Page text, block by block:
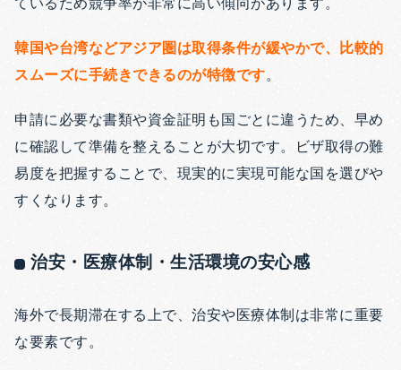
韓国や台湾などアジア圏は取得条件が緩やかで、比較的
スムーズに手続きできるのが特徴です。
申請に必要な書類や資金証明も国ごとに違うため、早め
に確認して準備を整えることが大切です。ビザ取得の難
易度を把握することで、現実的に実現可能な国を選びや
すくなります。
治安・医療体制・生活環境の安心感
海外で長期滞在する上で、治安や医療体制は非常に重要
な要素です。